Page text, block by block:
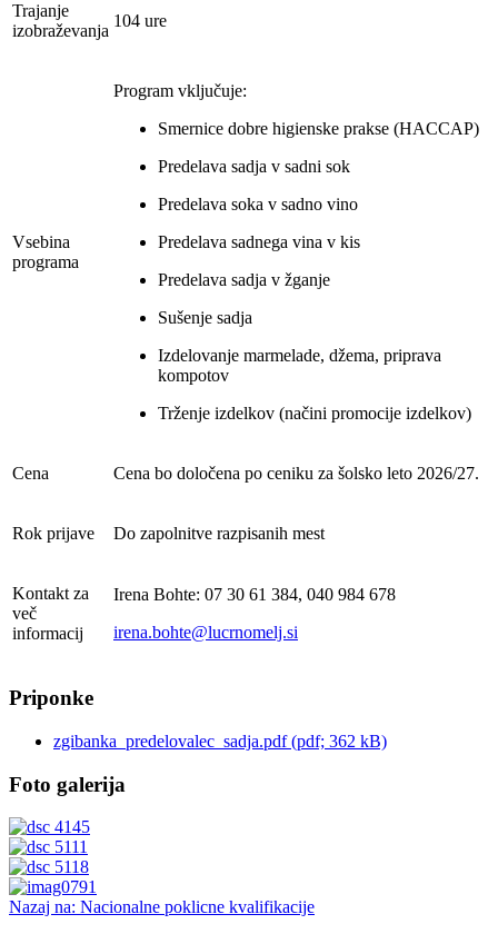
Trajanje
izobraževanja
104 ure
Vsebina
programa
Program vključuje:
Smernice dobre higienske prakse (HACCAP)
Predelava sadja v sadni sok
Predelava soka v sadno vino
Predelava sadnega vina v kis
Predelava sadja v žganje
Sušenje sadja
Izdelovanje marmelade, džema, priprava
kompotov
Trženje izdelkov (načini promocije izdelkov)
Cena Cena bo določena po ceniku za šolsko leto 2026/27.
Rok prijave Do zapolnitve razpisanih mest
Kontakt za
več
informacij
Irena Bohte: 07 30 61 384, 040 984 678
irena.bohte@lucrnomelj.si
Priponke
zgibanka_predelovalec_sadja.pdf (pdf; 362 kB)
Foto galerija
Nazaj na: Nacionalne poklicne kvalifikacije